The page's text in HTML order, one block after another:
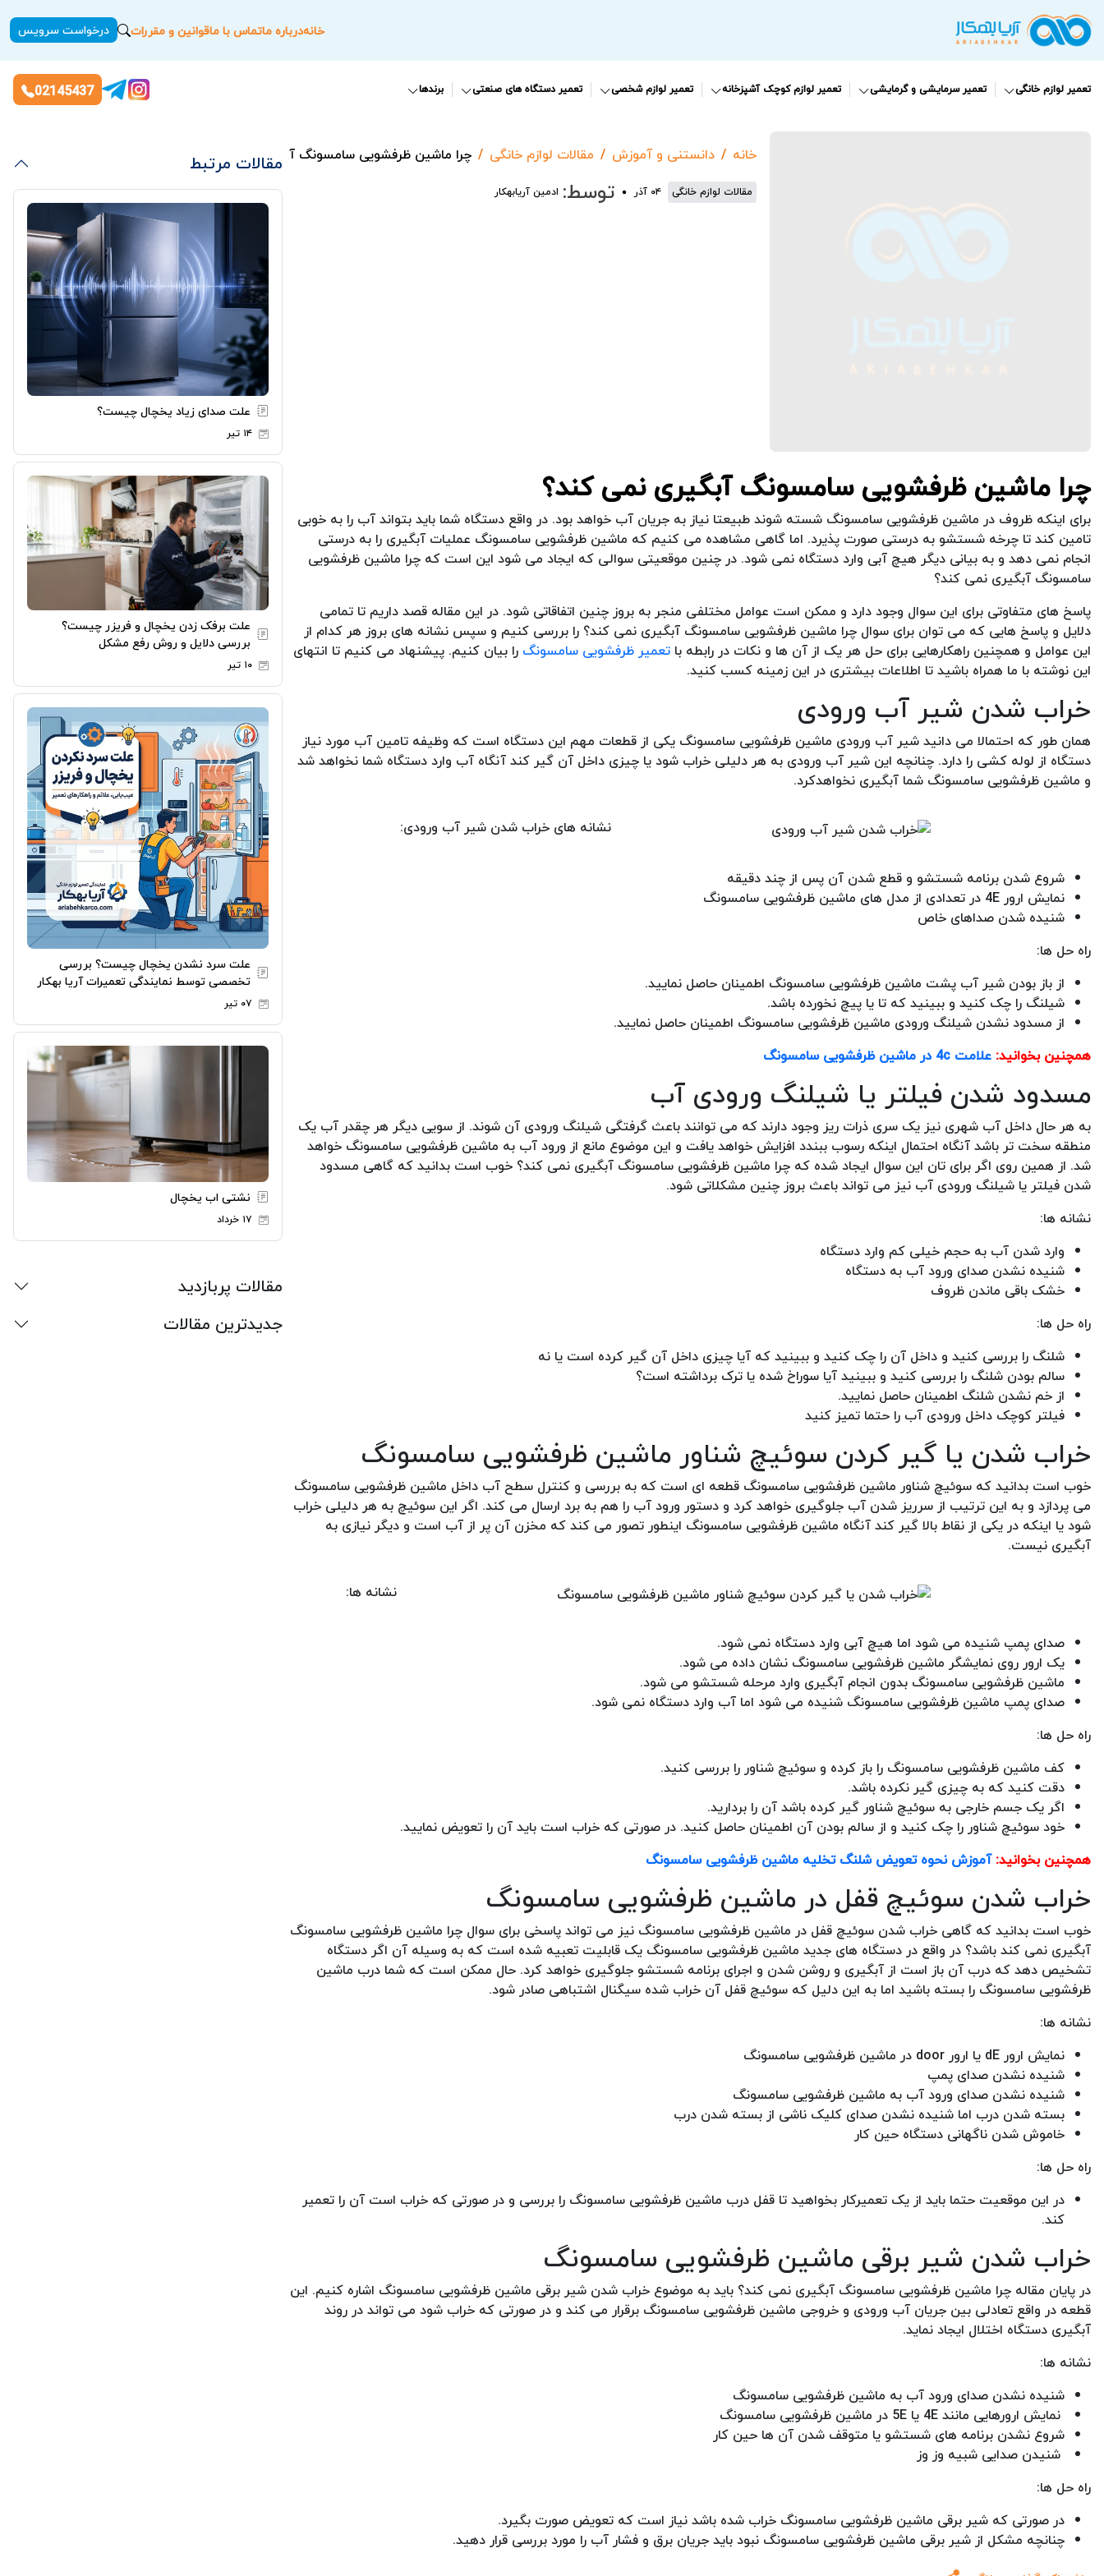
خانهدرباره ماتماس با ماقوانین و مقررات درخواست سرویس
تعمیر لوازم خانگی تعمیر سرمایشی و گرمایشی تعمیر لوازم کوچک آشپزخانه تعمیر لوازم شخصی تعمیر دستگاه های صنعتی برندها 02145437
خانه دانستنی و آموزش مقالات لوازم خانگی چرا ماشین ظرفشویی سامسونگ آبگیری نمی کند؟
مقالات لوازم خانگی ۰۴ آذر توسط: ادمین آریابهکار
چرا ماشین ظرفشویی سامسونگ آبگیری نمی کند؟
برای اینکه ظروف در ماشین ظرفشویی سامسونگ شسته شوند طبیعتا نیاز به جریان آب خواهد بود. در واقع دستگاه شما باید بتواند آب را به خوبی
تامین کند تا چرخه شستشو به درستی صورت پذیرد. اما گاهی مشاهده می کنیم که ماشین ظرفشویی سامسونگ عملیات آبگیری را به درستی
انجام نمی دهد و به بیانی دیگر هیچ آبی وارد دستگاه نمی شود. در چنین موقعیتی سوالی که ایجاد می شود این است که چرا ماشین ظرفشویی
سامسونگ آبگیری نمی کند؟
پاسخ های متفاوتی برای این سوال وجود دارد و ممکن است عوامل مختلفی منجر به بروز چنین اتفاقاتی شود. در این مقاله قصد داریم تا تمامی
دلایل و پاسخ هایی که می توان برای سوال چرا ماشین ظرفشویی سامسونگ آبگیری نمی کند؟ را بررسی کنیم و سپس نشانه های بروز هر کدام از
این عوامل و همچنین راهکارهایی برای حل هر یک از آن ها و نکات در رابطه با تعمیر ظرفشویی سامسونگ را بیان کنیم. پیشنهاد می کنیم تا انتهای
این نوشته با ما همراه باشید تا اطلاعات بیشتری در این زمینه کسب کنید.
خراب شدن شیر آب ورودی
همان طور که احتمالا می دانید شیر آب ورودی ماشین ظرفشویی سامسونگ یکی از قطعات مهم این دستگاه است که وظیفه تامین آب مورد نیاز
دستگاه از لوله کشی را دارد. چنانچه این شیر آب ورودی به هر دلیلی خراب شود یا چیزی داخل آن گیر کند آنگاه آب وارد دستگاه شما نخواهد شد
و ماشین ظرفشویی سامسونگ شما آبگیری نخواهدکرد.
نشانه های خراب شدن شیر آب ورودی:
شروع شدن برنامه شستشو و قطع شدن آن پس از چند دقیقه
نمایش ارور 4E در تعدادی از مدل های ماشین ظرفشویی سامسونگ
شنیده شدن صداهای خاص
راه حل ها:
از باز بودن شیر آب پشت ماشین ظرفشویی سامسونگ اطمینان حاصل نمایید.
شیلنگ را چک کنید و ببینید که تا یا پیچ نخورده باشد.
از مسدود نشدن شیلنگ ورودی ماشین ظرفشویی سامسونگ اطمینان حاصل نمایید.
همچنین بخوانید: علامت 4c در ماشین ظرفشویی سامسونگ
مسدود شدن فیلتر یا شیلنگ ورودی آب
به هر حال داخل آب شهری نیز یک سری ذرات ریز وجود دارند که می توانند باعث گرفتگی شیلنگ ورودی آن شوند. از سویی دیگر هر چقدر آب یک
منطقه سخت تر باشد آنگاه احتمال اینکه رسوب ببندد افزایش خواهد یافت و این موضوع مانع از ورود آب به ماشین ظرفشویی سامسونگ خواهد
شد. از همین روی اگر برای تان این سوال ایجاد شده که چرا ماشین ظرفشویی سامسونگ آبگیری نمی کند؟ خوب است بدانید که گاهی مسدود
شدن فیلتر یا شیلنگ ورودی آب نیز می تواند باعث بروز چنین مشکلاتی شود.
نشانه ها:
وارد شدن آب به حجم خیلی کم وارد دستگاه
شنیده نشدن صدای ورود آب به دستگاه
خشک باقی ماندن ظروف
راه حل ها:
شلنگ را بررسی کنید و داخل آن را چک کنید و ببینید که آیا چیزی داخل آن گیر کرده است یا نه
سالم بودن شلنگ را بررسی کنید و ببینید آیا سوراخ شده یا ترک برداشته است؟
از خم نشدن شلنگ اطمینان حاصل نمایید.
فیلتر کوچک داخل ورودی آب را حتما تمیز کنید
خراب شدن یا گیر کردن سوئیچ شناور ماشین ظرفشویی سامسونگ
خوب است بدانید که سوئیچ شناور ماشین ظرفشویی سامسونگ قطعه ای است که به بررسی و کنترل سطح آب داخل ماشین ظرفشویی سامسونگ
می پردازد و به این ترتیب از سرریز شدن آب جلوگیری خواهد کرد و دستور ورود آب را هم به برد ارسال می کند. اگر این سوئیچ به هر دلیلی خراب
شود یا اینکه در یکی از نقاط بالا گیر کند آنگاه ماشین ظرفشویی سامسونگ اینطور تصور می کند که مخزن آن پر از آب است و دیگر نیازی به
آبگیری نیست.
نشانه ها:
صدای پمپ شنیده می شود اما هیچ آبی وارد دستگاه نمی شود.
یک ارور روی نمایشگر ماشین ظرفشویی سامسونگ نشان داده می شود.
ماشین ظرفشویی سامسونگ بدون انجام آبگیری وارد مرحله شستشو می شود.
صدای پمپ ماشین ظرفشویی سامسونگ شنیده می شود اما آب وارد دستگاه نمی شود.
راه حل ها:
کف ماشین ظرفشویی سامسونگ را باز کرده و سوئیچ شناور را بررسی کنید.
دقت کنید که به چیزی گیر نکرده باشد.
اگر یک جسم خارجی به سوئیچ شناور گیر کرده باشد آن را بردارید.
خود سوئیچ شناور را چک کنید و از سالم بودن آن اطمینان حاصل کنید. در صورتی که خراب است باید آن را تعویض نمایید.
همچنین بخوانید: آموزش نحوه تعویض شلنگ تخلیه ماشین ظرفشویی سامسونگ
خراب شدن سوئیچ قفل در ماشین ظرفشویی سامسونگ
خوب است بدانید که گاهی خراب شدن سوئیچ قفل در ماشین ظرفشویی سامسونگ نیز می تواند پاسخی برای سوال چرا ماشین ظرفشویی سامسونگ
آبگیری نمی کند باشد؟ در واقع در دستگاه های جدید ماشین ظرفشویی سامسونگ یک قابلیت تعبیه شده است که به وسیله آن اگر دستگاه
تشخیص دهد که درب آن باز است از آبگیری و روشن شدن و اجرای برنامه شستشو جلوگیری خواهد کرد. حال ممکن است که شما درب ماشین
ظرفشویی سامسونگ را بسته باشید اما به این دلیل که سوئیچ قفل آن خراب شده سیگنال اشتباهی صادر شود.
نشانه ها:
نمایش ارور dE یا ارور door در ماشین ظرفشویی سامسونگ
شنیده نشدن صدای پمپ
شنیده نشدن صدای ورود آب به ماشین ظرفشویی سامسونگ
بسته شدن درب اما شنیده نشدن صدای کلیک ناشی از بسته شدن درب
خاموش شدن ناگهانی دستگاه حین کار
راه حل ها:
در این موقعیت حتما باید از یک تعمیرکار بخواهید تا قفل درب ماشین ظرفشویی سامسونگ را بررسی و در صورتی که خراب است آن را تعمیر
کند.
خراب شدن شیر برقی ماشین ظرفشویی سامسونگ
در پایان مقاله چرا ماشین ظرفشویی سامسونگ آبگیری نمی کند؟ باید به موضوع خراب شدن شیر برقی ماشین ظرفشویی سامسونگ اشاره کنیم. این
قطعه در واقع تعادلی بین جریان آب ورودی و خروجی ماشین ظرفشویی سامسونگ برقرار می کند و در صورتی که خراب شود می تواند در روند
آبگیری دستگاه اختلال ایجاد نماید.
نشانه ها:
شنیده نشدن صدای ورود آب به ماشین ظرفشویی سامسونگ
نمایش ارورهایی مانند 4E یا 5E در ماشین ظرفشویی سامسونگ
شروع نشدن برنامه های شستشو یا متوقف شدن آن ها حین کار
شنیدن صدایی شبیه وز وز
راه حل ها:
در صورتی که شیر برقی ماشین ظرفشویی سامسونگ خراب شده باشد نیاز است که تعویض صورت بگیرد.
چنانچه مشکل از شیر برقی ماشین ظرفشویی سامسونگ نبود باید جریان برق و فشار آب را مورد بررسی قرار دهید.
مقالات مرتبط
علت صدای زیاد یخچال چیست؟
۱۴ تیر
علت برفک زدن یخچال و فریزر چیست؟
بررسی دلایل و روش رفع مشکل
۱۰ تیر
علت سرد نشدن یخچال چیست؟ بررسی
تخصصی توسط نمایندگی تعمیرات آریا بهکار
۰۷ تیر
نشتی اب یخچال
۱۷ خرداد
مقالات پربازدید
جدیدترین مقالات